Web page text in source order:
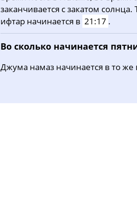
31, Пн
03:15
заканчивается с закатом
ифтар начинается в 21:17 .
Во сколько начинается
Джума намаз начинается в то